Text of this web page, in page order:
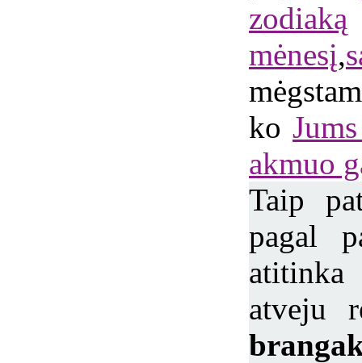
zodiaką
mėnesį,
ko
akmuo
Taip
pagal
atveju